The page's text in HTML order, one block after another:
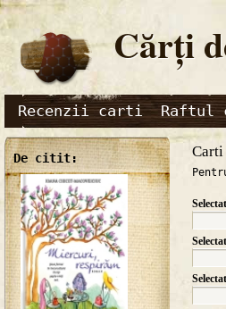
Cărţi
Recenzii carti Raftul
De citit: